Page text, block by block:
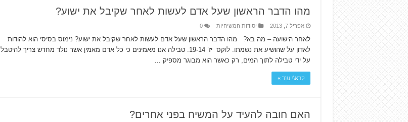
מהו הדבר הראשון שעל אדם לעשות לאחר שקיבל את ישוע?
אפריל 7, 2013 יסודות המשיחיות 0
לאחר הישועה – מה בא? מהו הדבר הראשון שעל אדם לעשות לאחר שקיבל את ישוע? נימוס בסיסי הוא להודות
לאדון על שהושיע את נשמתו. לוקס יז’ 19-14. טבילה אנו מאמינים כי כל אדם מאמין אשר נולד מחדש צריך להיטבל
על ידי טבילה לתוך המים, רק כאשר הוא מבוגר מספיק …
קרא\י עוד »
האם חובה להעיד על המשיח בפני אחרים?